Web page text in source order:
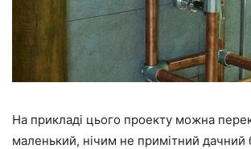
На прикладі цього проекту можна
маленький, нічим не примітний дачний